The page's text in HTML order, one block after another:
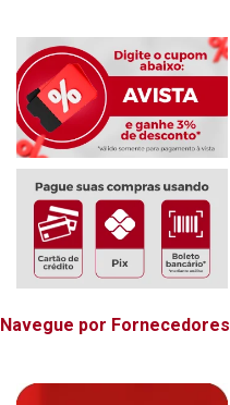
Navegue por Fornecedores